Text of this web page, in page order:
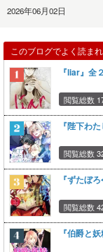
2026年06月02日
このブログでよく読ま
『liar』全
閲覧総数
『陛下わ
閲覧総数
『ずたぼ
閲覧総数
『伯爵と